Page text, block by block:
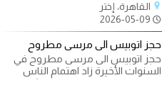
القاهرة، إختر
حجز اتوبيس الى مرسى مطروح
حجز اتوبيس الى مرسى مطروح في
السنوات الأخيرة زاد اهتمام الناس
بخيارات السفر الجماعي، خصوصًا